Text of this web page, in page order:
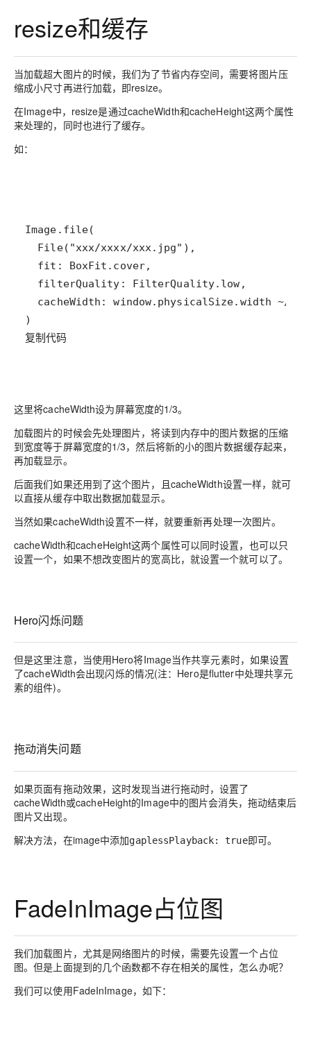
resize和缓存
当加载超大图片的时候，我们为了节省内存空间，需要将图片压
缩成小尺寸再进行加载，即resize。
在Image中，resize是通过cacheWidth和cacheHeight这两个属性
来处理的，同时也进行了缓存。
如：
复制代码
这里将cacheWidth设为屏幕宽度的1/3。
加载图片的时候会先处理图片，将读到内存中的图片数据的压缩
到宽度等于屏幕宽度的1/3，然后将新的小的图片数据缓存起来，
再加载显示。
后面我们如果还用到了这个图片，且cacheWidth设置一样，就可
以直接从缓存中取出数据加载显示。
当然如果cacheWidth设置不一样，就要重新再处理一次图片。
cacheWidth和cacheHeight这两个属性可以同时设置，也可以只
设置一个，如果不想改变图片的宽高比，就设置一个就可以了。
Hero闪烁问题
但是这里注意，当使用Hero将Image当作共享元素时，如果设置
了cacheWidth会出现闪烁的情况(注：Hero是flutter中处理共享元
素的组件)。
拖动消失问题
如果页面有拖动效果，这时发现当进行拖动时，设置了
cacheWidth或cacheHeight的Image中的图片会消失，拖动结束后
图片又出现。
解决方法，在image中添加gaplessPlayback: true即可。
FadeInImage占位图
我们加载图片，尤其是网络图片的时候，需要先设置一个占位
图。但是上面提到的几个函数都不存在相关的属性，怎么办呢？
我们可以使用FadeInImage，如下：